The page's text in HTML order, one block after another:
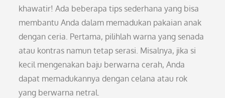
khawatir! Ada beberapa tips sederhana yang bisa
membantu Anda dalam memadukan pakaian anak
dengan ceria. Pertama, pilihlah warna yang senada
atau kontras namun tetap serasi. Misalnya, jika si
kecil mengenakan baju berwarna cerah, Anda
dapat memadukannya dengan celana atau rok
yang berwarna netral.